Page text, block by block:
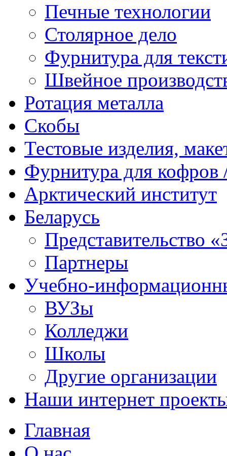
Печные технологии
Столярное дело
Фурнитура для
Швейное
Ротация металла
Скобы
Тестовые изделия,
Фурнитура для кофров
Арктический институт
Беларусь
Представительство
Партнеры
Учебно-
ВУЗы
Колледжи
Школы
Другие организации
Наши интернет
Главная